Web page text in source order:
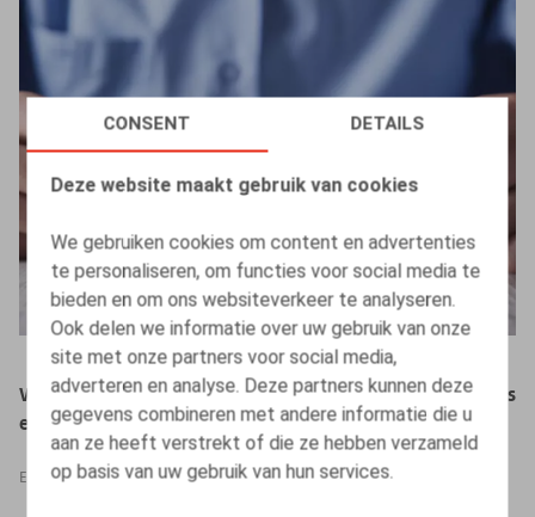
CONSENT DETAILS
Deze website maakt gebruik van cookies
We gebruiken cookies om content en advertenties
te personaliseren, om functies voor social media te
bieden en om ons websiteverkeer te analyseren.
Ook delen we informatie over uw gebruik van onze
site met onze partners voor social media,
adverteren en analyse. Deze partners kunnen deze
gegevens combineren met andere informatie die u
aan ze heeft verstrekt of die ze hebben verzameld
op basis van uw gebruik van hun services.
Webinaire Claeys & Engels - Transposition des directives
européennes 2019/1152 et 2019/1158 en droit belge
EVENTS 24.11.2022- 24.11.2022